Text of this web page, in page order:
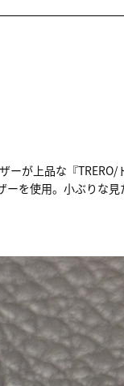
ーが上品な『
を使用。小ぶりな